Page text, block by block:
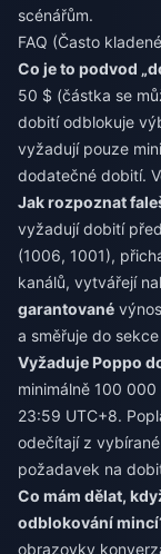
scénářům.
FAQ (Často
Co je to podvod
50 $ (částka se
dobití odblokuje
vyžadují pouze
dodatečné dobití.
Jak rozpoznat
vyžadují dobití
(1006, 1001),
kanálů, vytvářejí
garantované
a směřuje do
Vyžaduje Poppo
minimálně 100
23:59 UTC+8.
odečítají z
požadavek na
Co mám dělat,
odblokování
obrazovky